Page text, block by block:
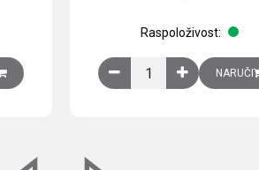
h, 40 W, 230V AC, 50/60 Hz, RAL 7035,
Raspoloživost:
Izlazna rešetka saNARUČI